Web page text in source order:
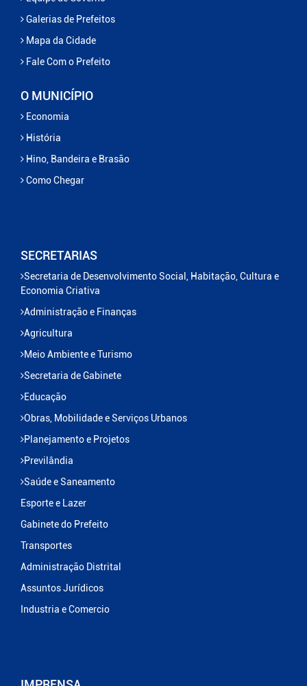
Galerias de Prefeitos
Mapa da Cidade
Fale Com o Prefeito
O MUNICÍPIO
Economia
História
Hino, Bandeira e Brasão
Como Chegar
SECRETARIAS
Secretaria de Desenvolvimento Social, Habitação, Cultura e
Economia Criativa
Administração e Finanças
Agricultura
Meio Ambiente e Turismo
Secretaria de Gabinete
Educação
Obras, Mobilidade e Serviços Urbanos
Planejamento e Projetos
Previlândia
Saúde e Saneamento
Esporte e Lazer
Gabinete do Prefeito
Transportes
Administração Distrital
Assuntos Jurídicos
Industria e Comercio